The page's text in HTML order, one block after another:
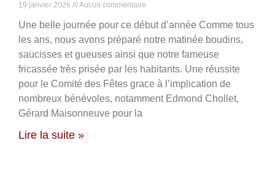
19 janvier 2026 Aucun commentaire
Une belle journée pour ce début d’année Comme tous
les ans, nous avons préparé notre matinée boudins,
saucisses et gueuses ainsi que notre fameuse
fricassée très prisée par les habitants. Une réussite
pour le Comité des Fêtes grace à l’implication de
nombreux bénévoles, notamment Edmond Chollet,
Gérard Maisonneuve pour la
Lire la suite »